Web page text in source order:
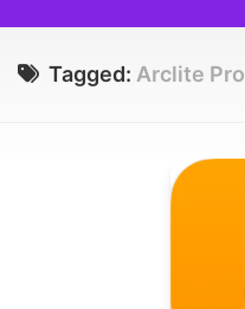
Tagged: Arclite Pro